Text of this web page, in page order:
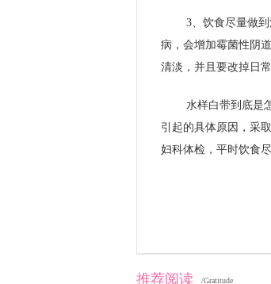
3、饮食尽量做
病，会增加霉菌性阴
清淡，并且要改掉日
水样白带到底是
引起的具体原因，采
妇科体检，平时饮食
推荐阅读 /Gratitude